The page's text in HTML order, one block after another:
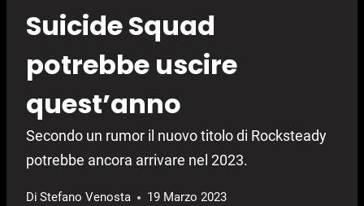
Suicide Squad
potrebbe uscire
quest’anno
Secondo un rumor il nuovo titolo di Rocksteady
potrebbe ancora arrivare nel 2023.
Di Stefano Venosta 19 Marzo 2023